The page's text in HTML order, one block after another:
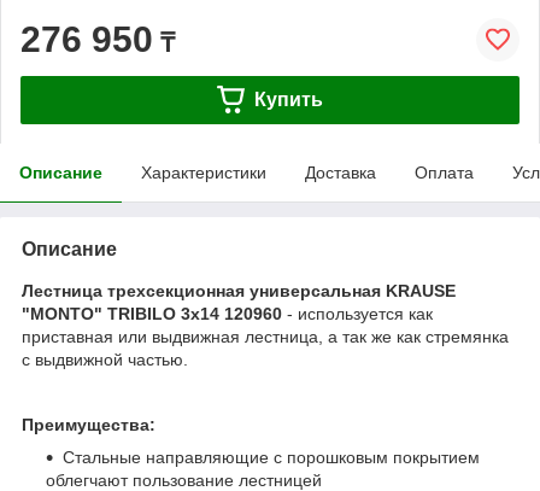
276 950 ₸
Купить
Описание Характеристики Доставка Оплата
Описание
Лестница трехсекционная универсальная KRAUSE
"MONTO" TRIBILO 3x14 120960 - используется как
приставная или выдвижная лестница, а так же как стремянка
с выдвижной частью.
Преимущества:
Стальные направляющие с порошковым покрытием
облегчают пользование лестницей